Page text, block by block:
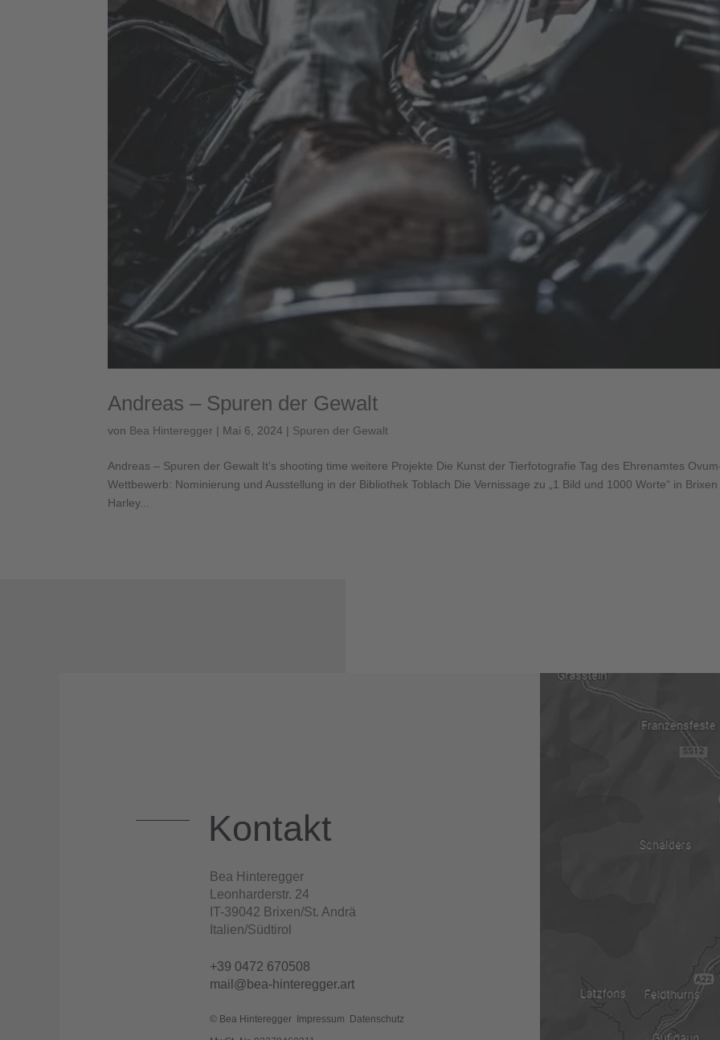
Andreas – Spuren der Gewalt
von Bea Hinteregger | Mai 6, 2024 | Spuren der Gewalt
Andreas – Spuren der Gewalt It’s shooting time weitere Projekte Die Kunst der Tierfotografie Tag des Ehrenamtes
Wettbewerb: Nominierung und Ausstellung in der Bibliothek Toblach Die Vernissage zu „1 Bild und 1000 Worte“ in Brixen
Harley...
Kontakt
Bea Hinteregger
Leonharderstr. 24
IT-39042 Brixen/St. Andrä
Italien/Südtirol
+39 0472 670508
mail@bea-hinteregger.art
© Bea Hinteregger Impressum
Datenschutz